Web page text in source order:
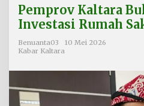
p
r
o
a
r
Pemprov Kaltara
Investasi Rumah
Benuanta03
10 Mei 2026
Kabar Kaltara